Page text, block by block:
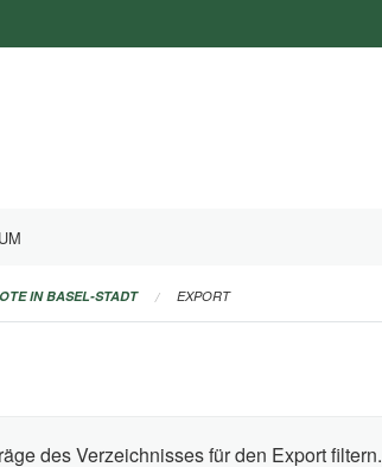
IN BASEL-STADT EXPORT
des Verzeichnisses für den Export filtern.